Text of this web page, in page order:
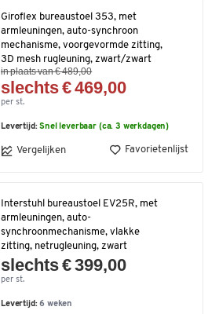
Giroflex bureaustoel 353, met
armleuningen, auto-synchroon
mechanisme, voorgevormde zitting,
3D mesh rugleuning, zwart/zwart
in plaats van € 489,00
slechts € 469,00
per st.
Levertijd:Snel leverbaar (ca. 3 werkdagen)
Vergelijken Favorietenlijst
Interstuhl bureaustoel EV25R, met
armleuningen, auto-
synchroonmechanisme, vlakke
zitting, netrugleuning, zwart
slechts € 399,00
per st.
Levertijd:6 weken